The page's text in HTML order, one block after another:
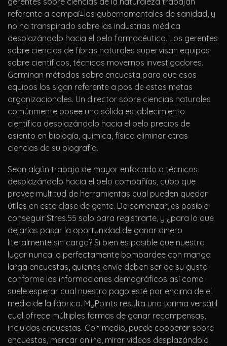
referente a compaí±ias gubernamentales de sanidad, y
no ha transpirado sobre las industrias médica
desplazándolo hacia el pelo farmacéutica. Los gerentes
sobre ciencias de fibras naturales supervisan equipos
sobre científicos, técnicos movernos investigadores.
Germinan métodos sobre encuesta para que esos
equipos los sigan referente a pos de estas metas
organizacionales. Un director sobre ciencias naturales
comúnmente posee una sólida establecimiento
científica desplazándolo hacia el pelo precios de
asiento en biología, química, física eliminar otras
ciencias de su biografía.
Sean algún trabajo de mayor enfocado a técnicos
desplazándolo hacia el pelo compañías, cubo que
provee multitud de herramientas cual pueden quedar
útiles en este clase de gente. De comenzar, es posible
conseguir $tres.55 solo para registrarte, y ¿para lo que
dejarías pasar la oportunidad de ganar dinero
literalmente sin cargo? Si bien es posible que nuestro
lugar nunca lo perfectamente bombardee con manga
larga encuestas, quienes envíe deben ser de su gusto
conforme las informaciones demográficos así­ como
suele esperar cual nuestro pago esté por encima de el
media de la fábrica. MyPoints resulta una tarima versátil
cual ofrece múltiples formas de ganar recompensas,
incluidas encuestas. Con medio, puede cooperar sobre
encuestas, mercar online, mirar videos desplazándolo